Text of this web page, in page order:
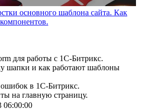
основного шаблона сайта. Как
для работы с 1С-Битрикс.
шапки и как работают шаблоны
в 1С-Битрикс.
на главную страницу.
06:00:00